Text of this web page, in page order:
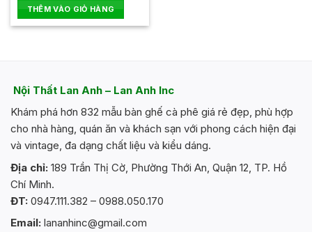
hạng
0
5
THÊM VÀO GIỎ HÀNG
Nội Thất Lan Anh – Lan Anh Inc
Khám phá hơn 832 mẫu bàn ghế cà phê giá rẻ đẹp, phù hợp
cho nhà hàng, quán ăn và khách sạn với phong cách hiện đại
và vintage, đa dạng chất liệu và kiểu dáng.
Địa chỉ: 189 Trần Thị Cờ, Phường Thới An, Quận 12, TP. Hồ
Chí Minh.
ĐT: 0947.111.382 – 0988.050.170
Email: lananhinc@gmail.com